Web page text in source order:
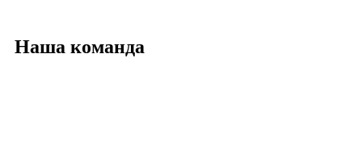
Наша команда